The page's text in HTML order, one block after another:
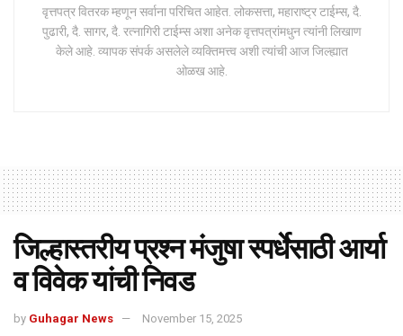
वृत्तपत्र वितरक म्हणून सर्वाना परिचित आहेत. लोकसत्ता, महाराष्ट्र टाईम्स, दै.
पुढारी, दै. सागर, दै. रत्नागिरी टाईम्स अशा अनेक वृत्तपत्रांमधुन त्यांनी लिखाण
केले आहे. व्यापक संपर्क असलेले व्यक्तिमत्त्व अशी त्यांची आज जिल्ह्यात
ओळख आहे.
जिल्हास्तरीय प्रश्न मंजुषा स्पर्धेसाठी आर्या
व विवेक यांची निवड
by Guhagar News November 15, 2025